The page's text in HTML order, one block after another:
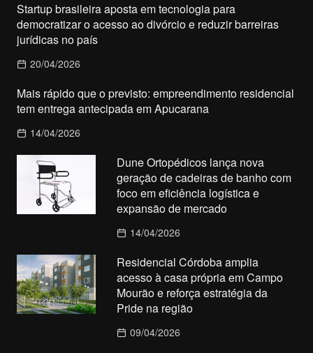
Startup brasileira aposta em tecnologia para
democratizar o acesso ao divórcio e reduzir barreiras
jurídicas no país
20/04/2026
Mais rápido que o previsto: empreendimento residencial
tem entrega antecipada em Apucarana
14/04/2026
Dune Ortopédicos lança nova
geração de cadeiras de banho com
foco em eficiência logística e
expansão de mercado
14/04/2026
Residencial Córdoba amplia
acesso à casa própria em Campo
Mourão e reforça estratégia da
Pride na região
09/04/2026